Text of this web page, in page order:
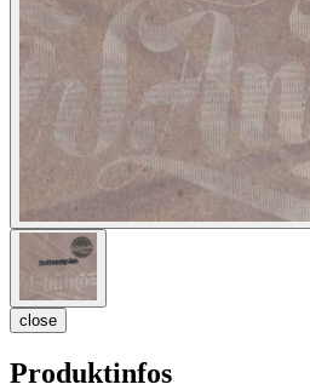
close
Produktinfos